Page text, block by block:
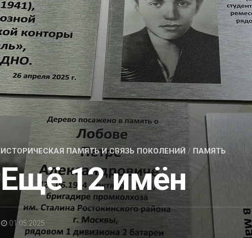
ИСТОРИЧЕСКАЯ ПАМЯТЬ И СВЯЗЬ ПОКОЛЕНИЙ / ПАМЯТЬ
Ещё 12 имён
01.05.2025